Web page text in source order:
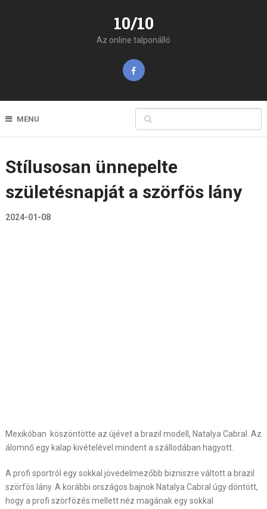
10/10
Az online talponálló
MENU
Stílusosan ünnepelte
születésnapját a szörfös lány
2024-01-08
Mexikóban köszöntötte az újévet a brazil modell, Natalya Cabral. Az
álomnő egy kalap kivételével mindent a szállodában hagyott.
A profi sportról egy sokkal jövedelmezőbb bizniszre váltott a brazil
szörfös lány. A korábbi országos bajnok Natalya Cabral úgy döntött,
hogy a profi szörfözés mellett néz magának egy sokkal